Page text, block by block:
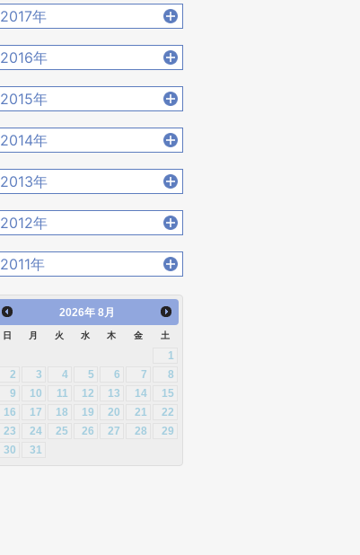
2022年6月 [17]
2022年5月 [14]
2022年4月 [15]
2022年3月 [11]
2022年2月 [12]
2021年7月 [22]
2021年6月 [17]
2021年5月 [18]
2021年4月 [16]
2021年3月 [22]
2021年2月 [14]
2020年9月 [16]
2020年7月 [16]
2020年6月 [21]
2020年5月 [14]
2020年4月 [12]
2020年3月 [15]
2020年2月 [18]
2019年10月 [12]
2019年9月 [15]
2019年7月 [21]
2019年6月 [18]
2019年5月 [20]
2019年4月 [16]
2019年3月 [20]
2019年2月 [12]
2018年12月 [20]
2018年10月 [20]
2018年9月 [12]
2018年7月 [14]
2018年6月 [18]
2018年5月 [14]
2018年4月 [21]
2018年3月 [23]
2018年2月 [25]
2018年1月 [26]
2017年
2017年12月 [28]
2017年10月 [21]
2017年9月 [24]
2017年7月 [26]
2017年6月 [25]
2017年5月 [27]
2017年4月 [26]
2017年3月 [23]
2017年2月 [23]
2016年
2016年12月 [21]
2016年10月 [26]
2016年9月 [28]
2016年7月 [27]
2016年6月 [27]
2016年5月 [30]
2016年4月 [32]
2016年2月 [25]
2016年1月 [30]
2015年
2015年12月 [30]
2015年10月 [26]
2015年9月 [30]
2015年7月 [28]
2015年6月 [29]
2015年5月 [30]
2015年3月 [27]
2015年2月 [22]
2015年1月 [25]
2014年
2014年12月 [28]
2014年10月 [29]
2014年9月 [26]
2014年7月 [28]
2014年5月 [25]
2014年3月 [26]
2013年
2013年12月 [27]
2013年10月 [28]
2013年9月 [27]
2013年8月 [26]
2013年6月 [28]
2013年5月 [29]
2013年4月 [29]
2012年
2012年12月 [30]
2012年10月 [12]
2012年9月 [5]
2012年8月 [12]
2012年7月 [1]
2012年3月 [2]
2011年
2011年12月 [1]
2026年 8月
日 月 火 水 木 金 土
1
2
3 4 5 6 7
8
9
10 11 12 13 14
15
16
17 18 19 20 21
22
23
24 25 26 27 28
29
30
31